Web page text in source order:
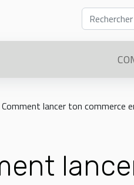
Comment lancer ton commerce